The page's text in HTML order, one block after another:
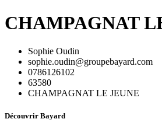
CHAMPAGNAT
Sophie Oudin
sophie.oudin@groupebayard.com
0786126102
63580
CHAMPAGNAT LE JEUNE
Découvrir Bayard